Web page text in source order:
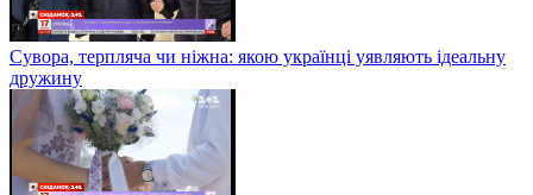
Сувора, терпляча чи ніжна: якою українці уявляють ідеальну
дружину